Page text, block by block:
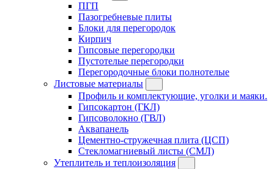
ПГП
Пазогребневые плиты
Блоки для перегородок
Кирпич
Гипсовые перегородки
Пустотелые перегородки
Перегородочные блоки полнотелые
Листовые материалы
Профиль и комплектующие, уголки и маяки.
Гипсокартон (ГКЛ)
Гипсоволокно (ГВЛ)
Аквапанель
Цементно-стружечная плита (ЦСП)
Стекломагниевый листы (СМЛ)
Утеплитель и теплоизоляция